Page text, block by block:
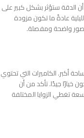
أن الدقة ستؤثر بشكل كبير على
عادةً ما تكون مزودة
أكبر. الكاميرات التي تحتوي
عادةً ما تكون خيارًا جيدًا. تأكد من أن
تغطي الزوايا المختلفة